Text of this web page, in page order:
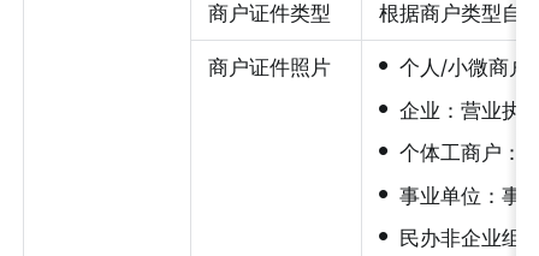
商户证件类型 根据商户类型自
商户证件照片 • 个人/小微商户
• 企业：营业执
• 个体工商户：
• 事业单位：事
• 民办非企业组